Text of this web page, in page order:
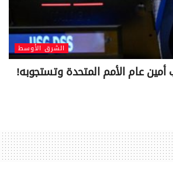
الشرق الأوسط
عام الأمم المتحدة وتستجوبه!